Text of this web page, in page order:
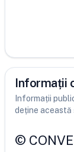
Informații
Informații
deține această
©